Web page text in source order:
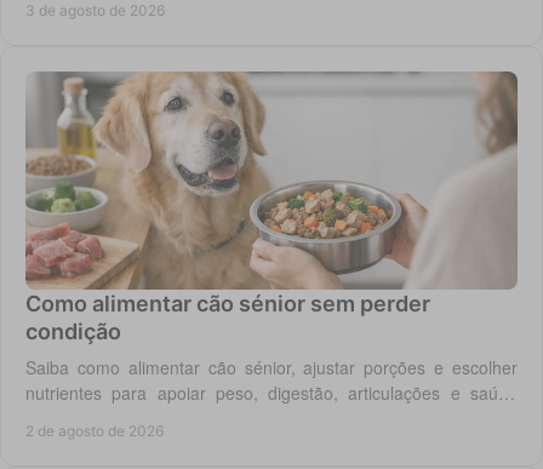
3 de agosto de 2026
Como alimentar cão sénior sem perder
condição
Saiba como alimentar cão sénior, ajustar porções e escolher
nutrientes para apoiar peso, digestão, articulações e saúde
2 de agosto de 2026